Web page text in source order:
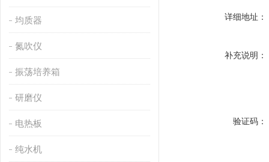
均质器
氮吹仪
振荡培养箱
研磨仪
电热板
纯水机
详细地址：
补充说明：
验证码：